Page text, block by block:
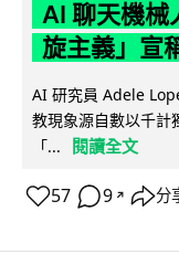
AI 聊天機
旋主義」宣
AI 研究員 Adele
教現象源自數以千計
「...
閱讀全文
57 9 ↗ 分